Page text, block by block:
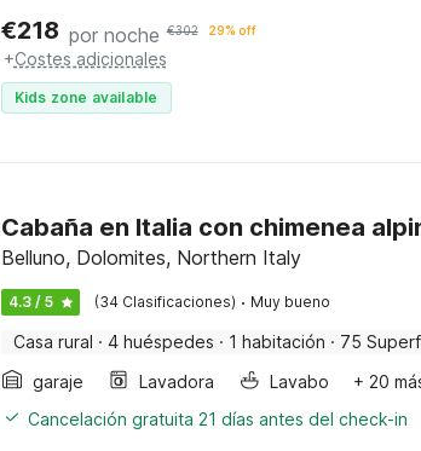
€218 por noche €302 29% off
+Costes adicionales
Kids zone available
Cabaña en Italia con chimenea
Belluno, Dolomites, Northern Italy
4.3 / 5 (34 Clasificaciones) · Muy bueno
Casa rural · 4 huéspedes · 1 habitación · 75
garaje
Lavadora Lavabo
+ 20
Cancelación gratuita 21 días antes del check-in